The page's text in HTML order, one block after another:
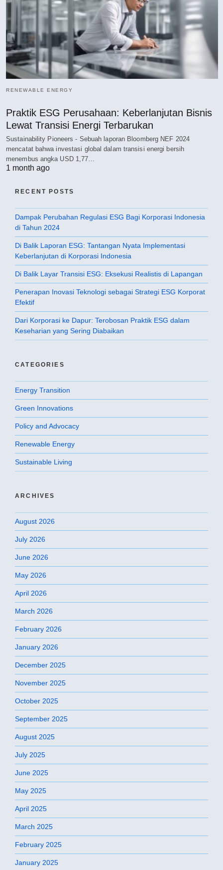
RENEWABLE ENERGY
Praktik ESG Perusahaan: Keberlanjutan Bisnis
Lewat Transisi Energi Terbarukan
Sustainability Pioneers - Sebuah laporan Bloomberg NEF 2024
mencatat bahwa investasi global dalam transisi energi bersih
menembus angka USD 1,77…
1 month ago
RECENT POSTS
Dampak Perubahan Regulasi ESG Bagi Korporasi Indonesia
di Tahun 2024
Di Balik Laporan ESG: Tantangan Nyata Implementasi
Keberlanjutan di Korporasi Indonesia
Di Balik Layar Transisi ESG: Eksekusi Realistis di Lapangan
Penerapan Inovasi Teknologi sebagai Strategi ESG Korporat
Efektif
Dari Korporasi ke Dapur: Terobosan Praktik ESG dalam
Keseharian yang Sering Diabaikan
CATEGORIES
Energy Transition
Green Innovations
Policy and Advocacy
Renewable Energy
Sustainable Living
ARCHIVES
August 2026
July 2026
June 2026
May 2026
April 2026
March 2026
February 2026
January 2026
December 2025
November 2025
October 2025
September 2025
August 2025
July 2025
June 2025
May 2025
April 2025
March 2025
February 2025
January 2025